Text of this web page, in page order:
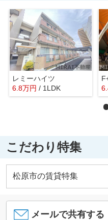
レミーハイツ
6.8万円 / 1LDK
こだわり特集
松原市の賃貸特集
メールで共有する